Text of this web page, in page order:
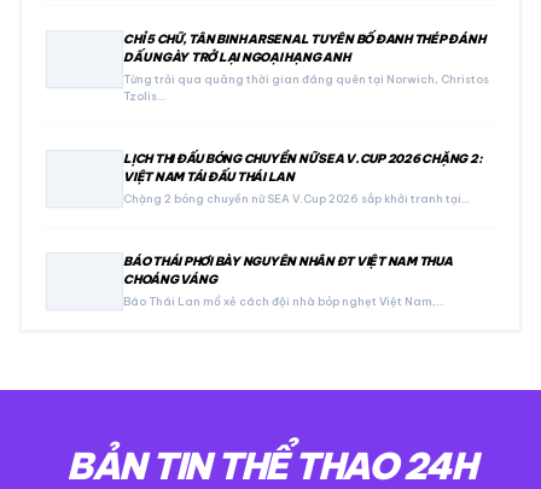
CHỈ 5 CHỮ, TÂN BINH ARSENAL TUYÊN BỐ ĐANH THÉP ĐÁNH
DẤU NGÀY TRỞ LẠI NGOẠI HẠNG ANH
Từng trải qua quãng thời gian đáng quên tại Norwich, Christos
Tzolis…
LỊCH THI ĐẤU BÓNG CHUYỀN NỮ SEA V.CUP 2026 CHẶNG 2:
VIỆT NAM TÁI ĐẤU THÁI LAN
Chặng 2 bóng chuyền nữ SEA V.Cup 2026 sắp khởi tranh tại…
BÁO THÁI PHƠI BÀY NGUYÊN NHÂN ĐT VIỆT NAM THUA
CHOÁNG VÁNG
Báo Thái Lan mổ xẻ cách đội nhà bóp nghẹt Việt Nam,…
BẢN TIN THỂ THAO 24H